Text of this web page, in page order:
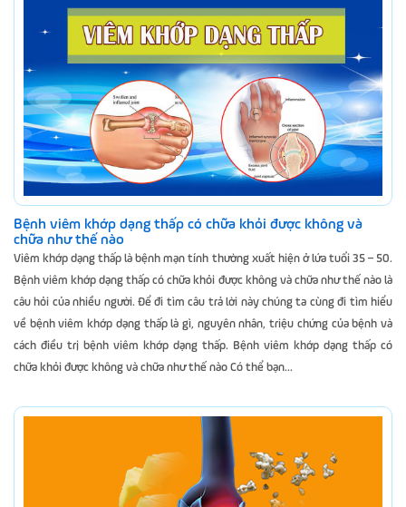
Bệnh viêm khớp dạng thấp có chữa khỏi được không và
chữa như thế nào
Viêm khớp dạng thấp là bệnh mạn tính thường xuất hiện ở lứa tuổi 35 – 50.
Bệnh viêm khớp dạng thấp có chữa khỏi được không và chữa như thế nào là
câu hỏi của nhiều người. Để đi tìm câu trả lời này chúng ta cùng đi tìm hiểu
về bệnh viêm khớp dạng thấp là gì, nguyên nhân, triệu chứng của bệnh và
cách điều trị bệnh viêm khớp dạng thấp. Bệnh viêm khớp dạng thấp có
chữa khỏi được không và chữa như thế nào Có thể bạn...